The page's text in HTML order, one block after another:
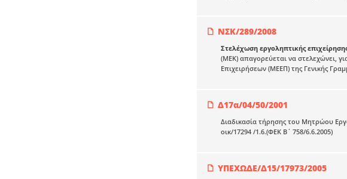
ΝΣΚ/289/2008
Στελέχωση εργοληπτικής
(ΜΕΚ) απαγορεύεται να στελεχώνει,
Επιχειρήσεων (ΜΕΕΠ) της Γενικής
Δ17α/04/50/2001
Διαδικασία τήρησης του Μητρώου
οικ/17294 /1.6.(ΦΕΚ Β΄ 758/6.6.2005)
ΥΠΕΧΩΔΕ/Δ15/17973/2005